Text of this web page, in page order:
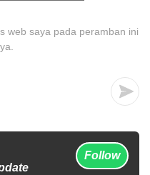
web saya pada peramban ini
Follow